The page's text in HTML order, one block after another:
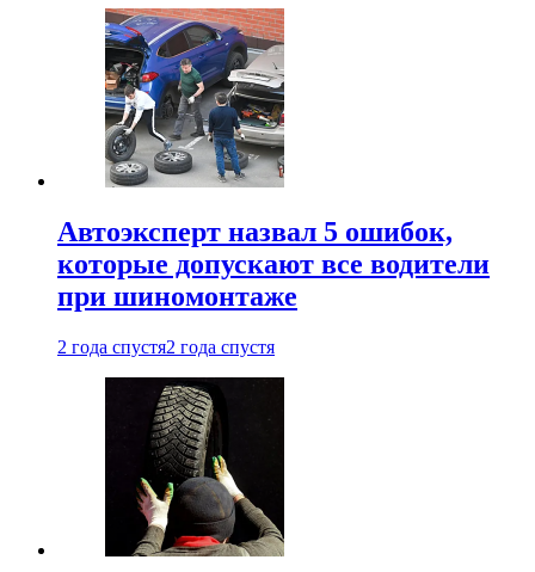
Автоэксперт назвал 5 ошибок,
которые допускают все водители
при шиномонтаже
2 года спустя2 года спустя